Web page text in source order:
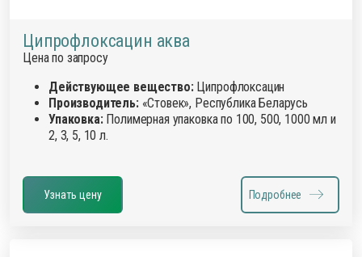
Ципрофлоксацин аква
Цена по запросу
Действующее вещество:Ципрофлоксацин
Производитель:«Стовек», Республика Беларусь
Упаковка:Полимерная упаковка по 100, 500, 1000 мл и
2, 3, 5, 10 л.
Узнать цену Подробнее